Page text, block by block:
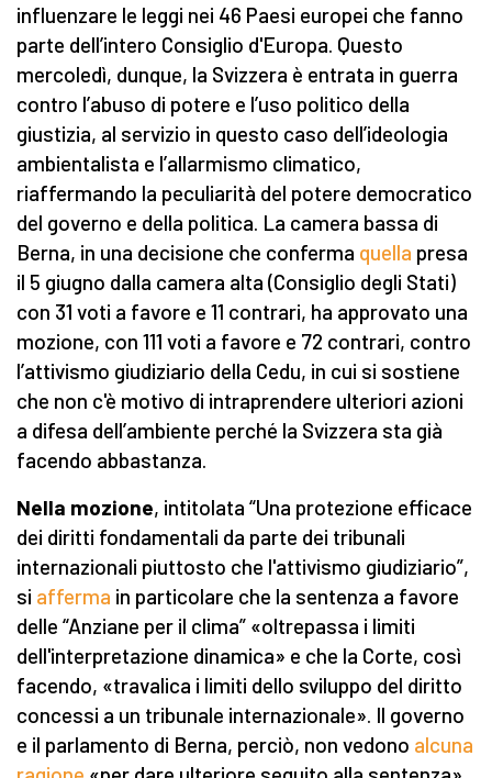
influenzare le leggi nei 46 Paesi europei che fanno
parte dell’intero Consiglio d'Europa. Questo
mercoledì, dunque, la Svizzera è entrata in guerra
contro l’abuso di potere e l’uso politico della
giustizia, al servizio in questo caso dell’ideologia
ambientalista e l’allarmismo climatico,
riaffermando la peculiarità del potere democratico
del governo e della politica. La camera bassa di
Berna, in una decisione che conferma quella presa
il 5 giugno dalla camera alta (Consiglio degli Stati)
con 31 voti a favore e 11 contrari, ha approvato una
mozione, con 111 voti a favore e 72 contrari, contro
l’attivismo giudiziario della Cedu, in cui si sostiene
che non c'è motivo di intraprendere ulteriori azioni
a difesa dell’ambiente perché la Svizzera sta già
facendo abbastanza.
Nella mozione, intitolata “Una protezione efficace
dei diritti fondamentali da parte dei tribunali
internazionali piuttosto che l'attivismo giudiziario”,
si afferma in particolare che la sentenza a favore
delle “Anziane per il clima” «oltrepassa i limiti
dell'interpretazione dinamica» e che la Corte, così
facendo, «travalica i limiti dello sviluppo del diritto
concessi a un tribunale internazionale». Il governo
e il parlamento di Berna, perciò, non vedono alcuna